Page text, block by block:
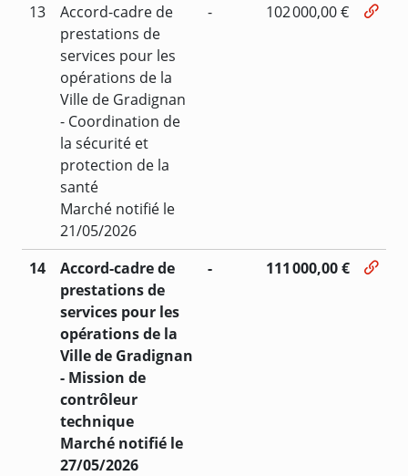
13
Accord-cadre de
prestations de
services pour les
opérations de la
Ville de Gradignan
- Coordination de
la sécurité et
protection de la
santé
Marché notifié le
21/05/2026
- 102 000,00 €
14
Accord-cadre de
prestations de
services pour les
opérations de la
Ville de Gradignan
- Mission de
contrôleur
technique
Marché notifié le
27/05/2026
- 111 000,00 €